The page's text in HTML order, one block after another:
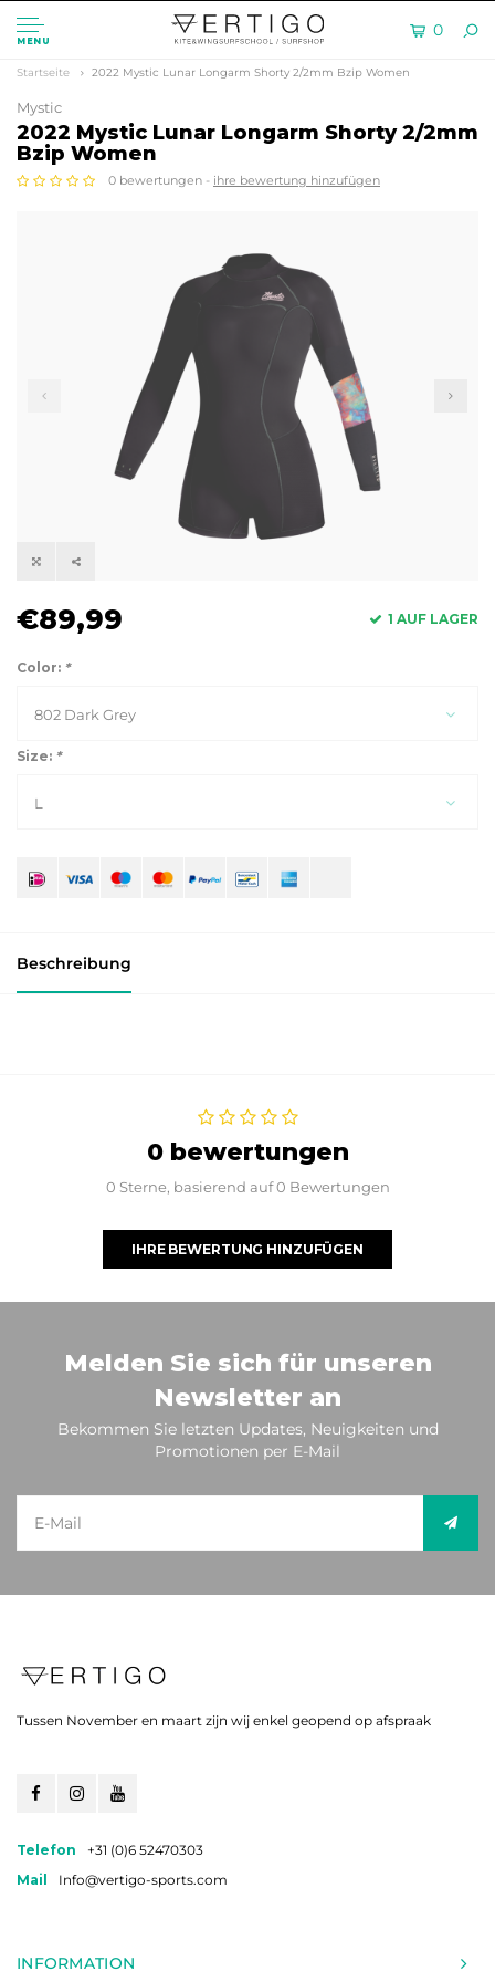
MENU
0
Startseite 2022 Mystic Lunar Longarm Shorty 2/2mm Bzip Women
Mystic
2022 Mystic Lunar Longarm Shorty 2/2mm
Bzip Women
0 bewertungen - ihre bewertung hinzufügen
€89,99 1 AUF LAGER
Color: *
802 Dark Grey
Size: *
L
Beschreibung
0 bewertungen
0 Sterne, basierend auf 0 Bewertungen
IHRE BEWERTUNG HINZUFÜGEN
Melden Sie sich für unseren
Newsletter an
Bekommen Sie letzten Updates, Neuigkeiten und
Promotionen per E-Mail
Tussen November en maart zijn wij enkel geopend op afspraak
Telefon
+31 (0)6 52470303
Mail
Info@vertigo-sports.com
INFORMATION